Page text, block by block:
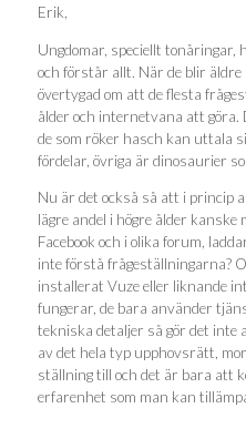
Erik,
Ungdomar, speciellt
och förstår allt. När de blir äldre
övertygad om att de flesta
ålder och internetvana att
de som röker hasch kan uttala
fördelar, övriga är dinosaurier
Nu är det också så att i princip
lägre andel i högre ålder
Facebook och i olika forum,
inte förstå frågeställningarna?
installerat Vuze eller liknande
fungerar, de bara använder
tekniska detaljer så gör det
av det hela typ upphovsrätt,
ställning till och det är bara att
erfarenhet som man kan